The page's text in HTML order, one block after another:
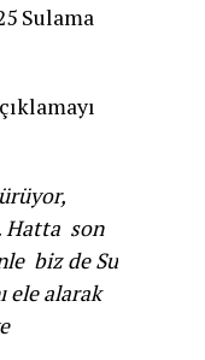
Sulama
Hatta son
biz de Su
ele alarak